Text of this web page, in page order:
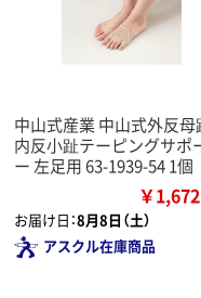
中山式産業 中山式外反母
内反小趾テーピングサポ
ー 左足用 63-1939-54 1個
￥1,672
お届け日：8月8日（土）
アスクル在庫商品